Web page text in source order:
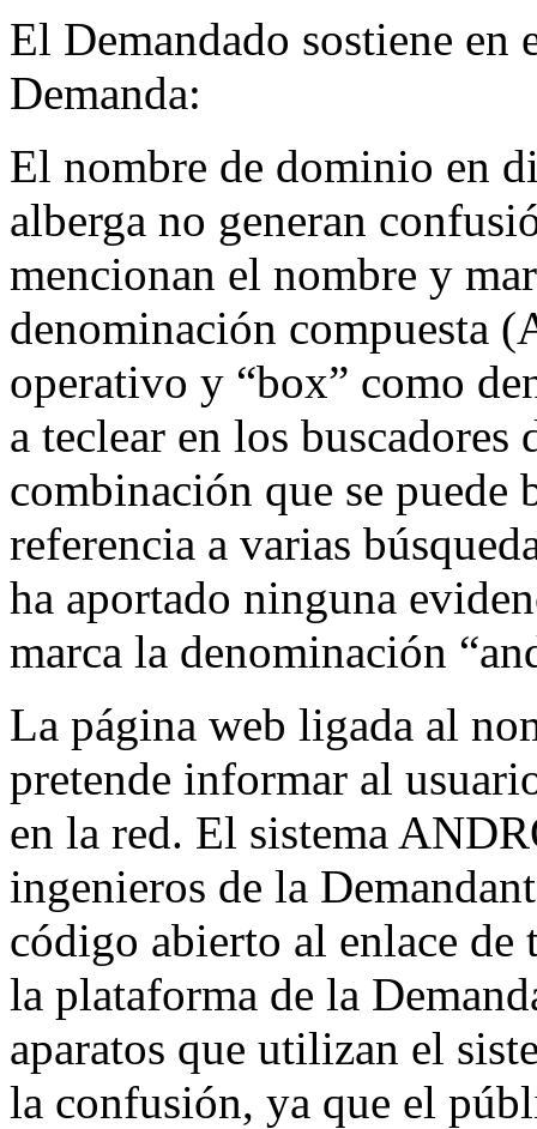
El Demandado sostiene en
Demanda:
El nombre de dominio en
alberga no generan
mencionan el nombre y
denominación compuesta
operativo y “box” como
a teclear en los
combinación que se puede
referencia a varias
ha aportado ninguna
marca la denominación
La página web ligada al
pretende informar al
en la red. El sistema
ingenieros de la
código abierto al enlace de
la plataforma de la
aparatos que utilizan el
la confusión, ya que el